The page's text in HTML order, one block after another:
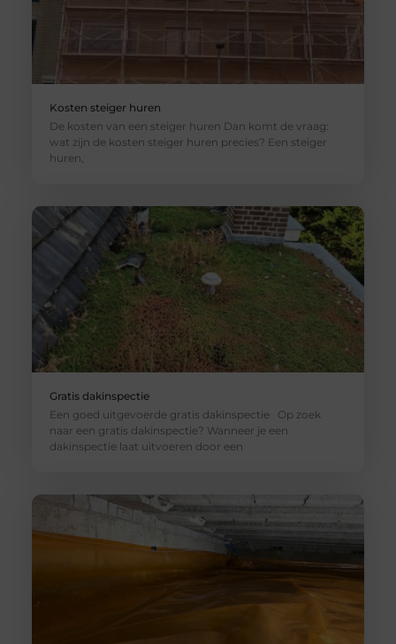
Kosten steiger huren
De kosten van een steiger huren Dan komt de vraag:
wat zijn de kosten steiger huren precies? Een steiger
huren,
Gratis dakinspectie
Een goed uitgevoerde gratis dakinspectie Op zoek
naar een gratis dakinspectie? Wanneer je een
dakinspectie laat uitvoeren door een